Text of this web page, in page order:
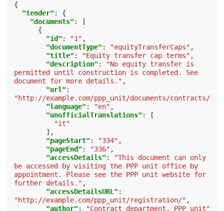
{
"tender" :
{
"documents" :
[
{
"id" : "1" ,
"documentType" : "equityTransferCaps" ,
"title" : "Equity transfer cap terms" ,
"description" :
"No equity transfer is
permitted until construction is completed. See
document for more details." ,
"url" :
"http://example.com/ppp_unit/documents/contracts/
"language" : "en" ,
"unofficialTranslations" :
[
"it"
],
"pageStart" : "334" ,
"pageEnd" : "336" ,
"accessDetails" :
"This document can only
be accessed by visiting the PPP unit office by
appointment. Please see the PPP unit website for
further details." ,
"accessDetailsURL" :
"http://example.com/ppp_unit/registration/" ,
"author" :
"Contract department, PPP unit"